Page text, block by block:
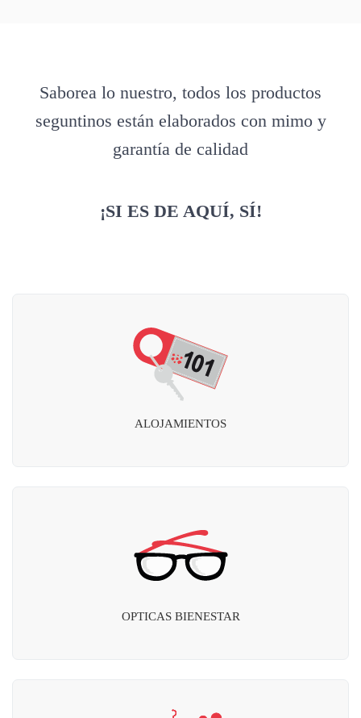
Saborea lo nuestro, todos los productos
seguntinos están elaborados con mimo y
garantía de calidad
¡SI ES DE AQUÍ, SÍ!
ALOJAMIENTOS
OPTICAS BIENESTAR